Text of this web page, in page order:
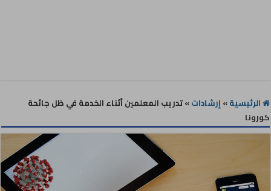
الرئيسية» إرشادات»تدريب المعلمين أثناء الخدمة في ظل جائحة
كورونا